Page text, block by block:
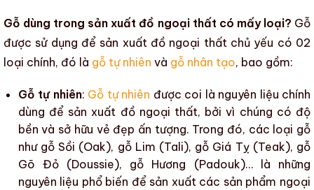
Gỗ dùng trong sản xuất đồ ngoại thất có mấy loại? Gỗ
được sử dụng để sản xuất đồ ngoại thấtchủ yếu có 02
loại chính, đó là gỗ tự nhiên và gỗ nhân tạo, bao gồm:
Gỗ tự nhiên: Gỗ tự nhiên được coi là nguyên liệu chính
dùng để sản xuất đồ ngoại thất, bởi vì chúng có độ
bền và sở hữu vẻ đẹp ấn tượng. Trong đó, các loại gỗ
như gỗ Sồi (Oak), gỗ Lim (Tali), gỗ Giá Tỵ (Teak), gỗ
Gõ Đỏ (Doussie), gỗ Hương (Padouk)… là những
nguyên liệu phổ biến để sản xuất các sản phẩm ngoại